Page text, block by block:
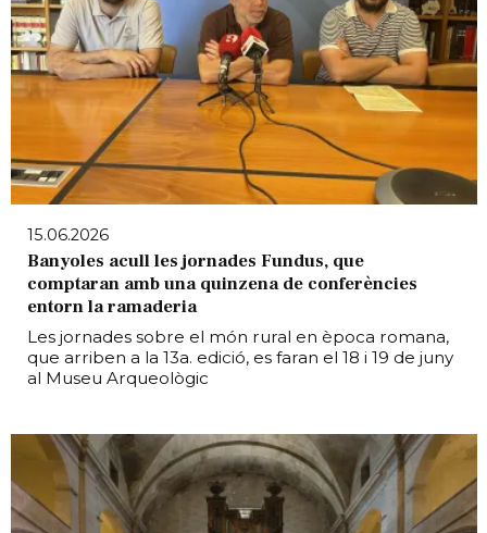
15.06.2026
Banyoles acull les jornades Fundus, que
comptaran amb una quinzena de conferències
entorn la ramaderia
Les jornades sobre el món rural en època romana,
que arriben a la 13a. edició, es faran el 18 i 19 de juny
al Museu Arqueològic